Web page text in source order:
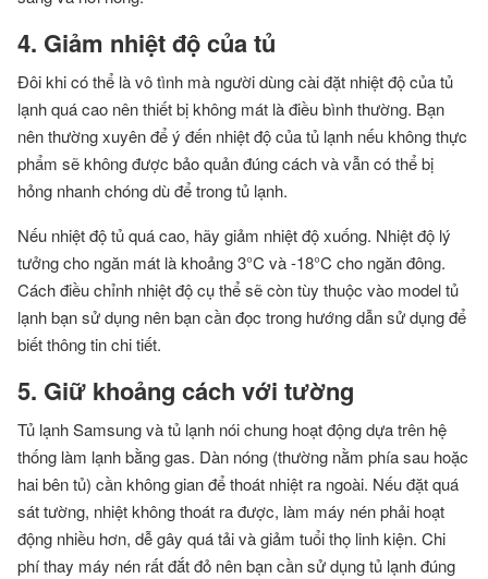
4. Giảm nhiệt độ của tủ
Đôi khi có thể là vô tình mà người dùng cài đặt nhiệt độ của tủ
lạnh quá cao nên thiết bị không mát là điều bình thường. Bạn
nên thường xuyên để ý đến nhiệt độ của tủ lạnh nếu không thực
phẩm sẽ không được bảo quản đúng cách và vẫn có thể bị
hỏng nhanh chóng dù để trong tủ lạnh.
Nếu nhiệt độ tủ quá cao, hãy giảm nhiệt độ xuống. Nhiệt độ lý
tưởng cho ngăn mát là khoảng 3°C và -18°C cho ngăn đông.
Cách điều chỉnh nhiệt độ cụ thể sẽ còn tùy thuộc vào model tủ
lạnh bạn sử dụng nên bạn cần đọc trong hướng dẫn sử dụng để
biết thông tin chi tiết.
5. Giữ khoảng cách với tường
Tủ lạnh Samsung và tủ lạnh nói chung hoạt động dựa trên hệ
thống làm lạnh bằng gas. Dàn nóng (thường nằm phía sau hoặc
hai bên tủ) cần không gian để thoát nhiệt ra ngoài. Nếu đặt quá
sát tường, nhiệt không thoát ra được, làm máy nén phải hoạt
động nhiều hơn, dễ gây quá tải và giảm tuổi thọ linh kiện. Chi
phí thay máy nén rất đắt đỏ nên bạn cần sử dụng tủ lạnh đúng